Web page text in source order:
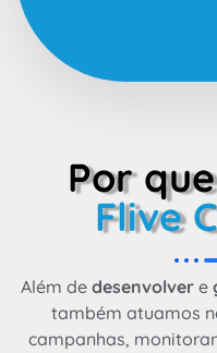
Por
Flive
Além de desenvolver e
também atuamos
campanhas,